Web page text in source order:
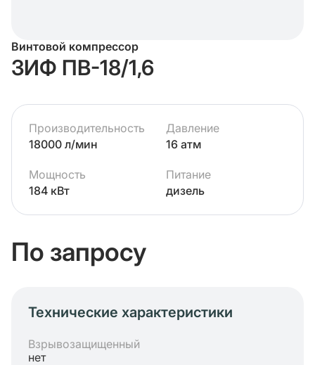
Винтовой компрессор
ЗИФ ПВ-18/1,6
Производительность
18000 л/мин
Давление
16 атм
Мощность
184 кВт
Питание
дизель
По запросу
Технические характеристики
Взрывозащищенный
нет